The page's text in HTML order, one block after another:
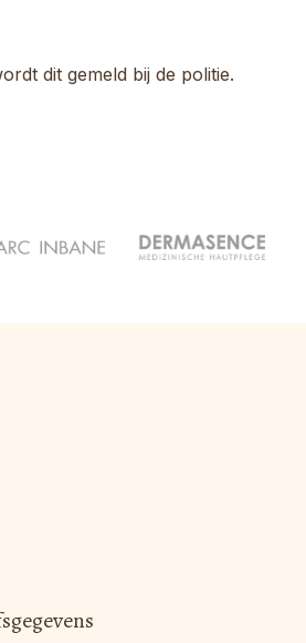
dit gemeld bij de politie.